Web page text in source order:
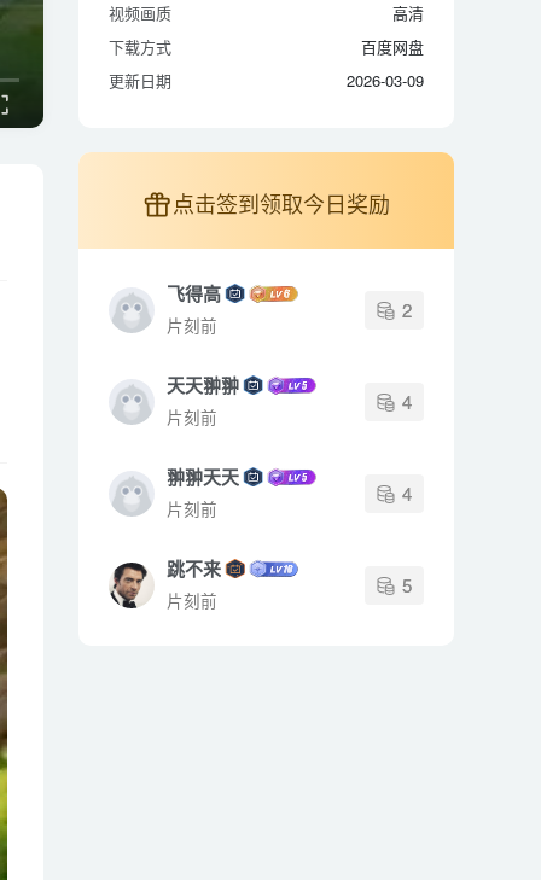
下载方式
百度网盘
更新日期
2026-03-09
视频画质
高清
下载方式
百度网盘
更新日期
2026-03-09
点击签到领取今日奖励
飞得高
片刻前
2
天天翀翀
片刻前
4
翀翀天天
片刻前
4
跳不来
片刻前
5